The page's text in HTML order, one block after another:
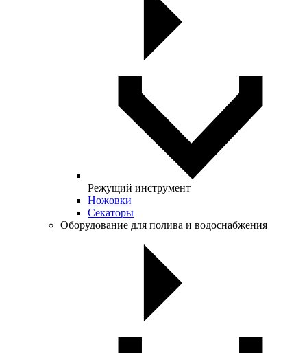
Режущий инструмент
Ножовки
Секаторы
Оборудование для полива и водоснабжения